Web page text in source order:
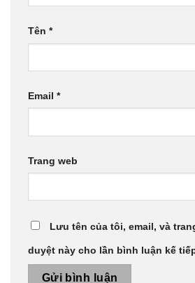
Tên *
Email *
Trang web
Lưu tên của tôi, email, và
duyệt này cho lần bình luận kế